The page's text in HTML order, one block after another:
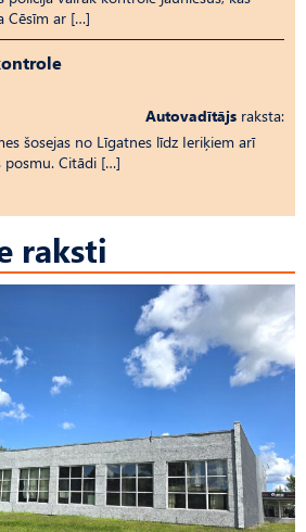
Cēsīm ar […]
Autovadītājs raksta:
šosejas no Līgatnes līdz Ieriķiem arī
posmu. Citādi […]
raksti